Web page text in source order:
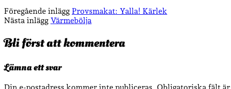
Föregående inlägg Provsmakat: Yalla! Kärlek
Nästa inlägg Värmebölja
Bli först att kommentera
Lämna ett svar